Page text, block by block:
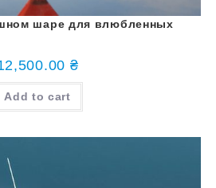
шаре для влюбленных
₴
Add to cart